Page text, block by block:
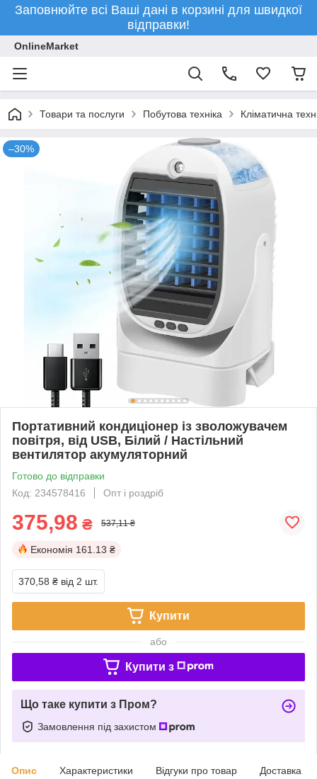
Заповнюйте всі Ваші дані в корзині для швидкої
відправки!
OnlineMarket
Товари та послуги Побутова техніка Кліматична
–30%
Портативний кондиціонер із зволожувачем
повітря, від USB, Білий / Настільний
вентилятор акумуляторний
Готово до відправки
Код: 234578416
Опт і роздріб
375,98 ₴ 537,11 ₴
Економія 161.13 ₴
370,58 ₴ від 2 шт.
Купити
або
Купити з
Що таке купити з Пром?
Замовлення під захистом
Опис Характеристики Відгуки про товар Доставка